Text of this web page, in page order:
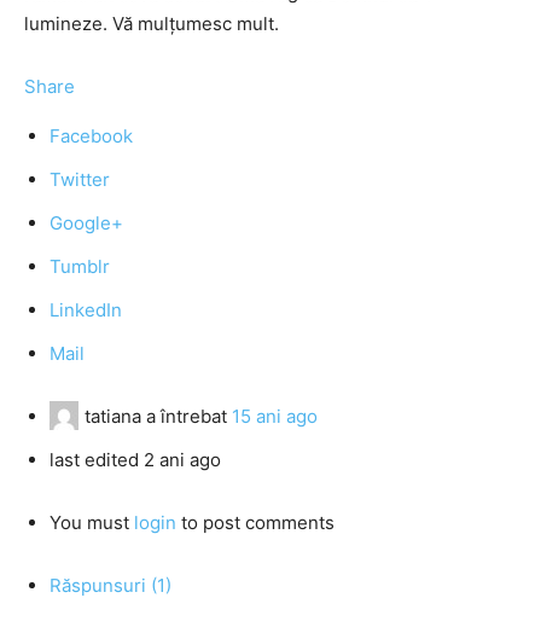
lumineze. Vă mulțumesc mult.
Share
Facebook
Twitter
Google+
Tumblr
LinkedIn
Mail
tatiana a întrebat 15 ani ago
last edited 2 ani ago
You must login to post comments
Răspunsuri (1)